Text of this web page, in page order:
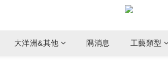
大洋洲&其他 隅消息 工藝類型